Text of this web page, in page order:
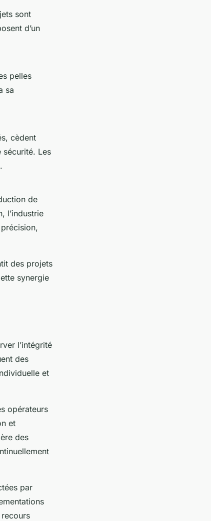
sont
d’un
pelles
sa
cèdent
sécurité. Les
de
l’industrie
des projets
synergie
l’intégrité
des
et
opérateurs
et
des
par